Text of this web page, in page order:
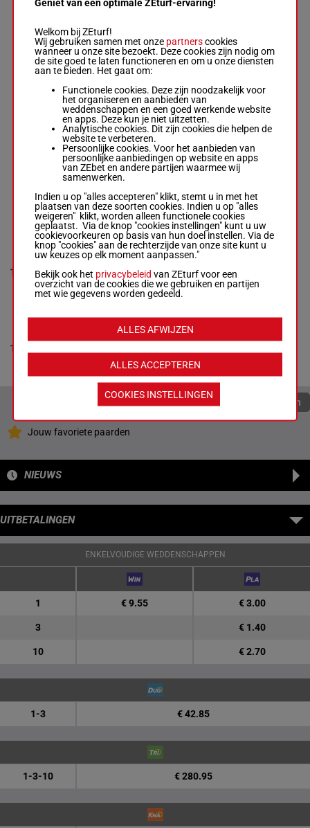
Ruben Silvera-Chris J.
Englehart
Box: 7 -M/4 - 54 kg
6p 1p 1p 5p 1p
M/454 kg
6p 1p 1p
5p 1p
7
SHE'S MO BUBBLY
Jose L. Ortiz-Todd A.
Box: 8 -M/5 - 55.5 kg
7p 1p 2p 2p 5p
M/555.5
kg
7p 1p 2p
2p 5p
Clement
Box: 9 -M/6 -55.5 kg
1p 7p 7p (22) 7p 1p
M/6 55.5
kg
(22) 7p
1p
9
10
ZIPADOO
John R. Velazquez
Graham Motion
Box: 10 -M/4 -54 kg
1p 2p (22) 8p 2p
M/454 kg
(22) 8p
2p
10
1a
Non partant-Michael J.
55.5
kg
1p 2p 3p
9p 10p
Quoteringen verversen
Jouw favoriete paarden
NIEUWS
UITBETALINGEN
ENKELVOUDIGE WEDDENSCHAPPEN
1 € 9.55 € 3.00
3 € 1.40
10 € 2.70
1-3 € 42.85
1-3-10 € 280.95
Geniet van een optimale ZEturf-ervaring!
Welkom bij ZEturf!
Wij gebruiken samen met onze partnerscookies
wanneer u onze site bezoekt. Deze cookies zijn nodig om
de site goed te laten functioneren en om u onze diensten
aan te bieden. Het gaat om:
Functionele cookies. Deze zijn noodzakelijk voor
het organiseren en aanbieden van
weddenschappen en een goed werkende website
en apps. Deze kun je niet uitzetten.
Analytische cookies. Dit zijn cookies die helpen de
website te verbeteren.
Persoonlijke cookies. Voor het aanbieden van
persoonlijke aanbiedingen op website en apps
van ZEbet en andere partijen waarmee wij
samenwerken.
Indien u op "alles accepteren" klikt, stemt u in met het
plaatsen van deze soorten cookies. Indien u op "alles
weigeren" klikt, worden alleen functionele cookies
geplaatst. Via de knop "cookies instellingen" kunt u uw
cookievoorkeuren op basis van hun doel instellen. Via de
knop "cookies" aan de rechterzijde van onze site kunt u
uw keuzes op elk moment aanpassen."
Bekijk ook het privacybeleid van ZEturf voor een
overzicht van de cookies die we gebruiken en partijen
met wie gegevens worden gedeeld.
ALLES ACCEPTEREN
ALLES AFWIJZEN
COOKIES INSTELLINGEN